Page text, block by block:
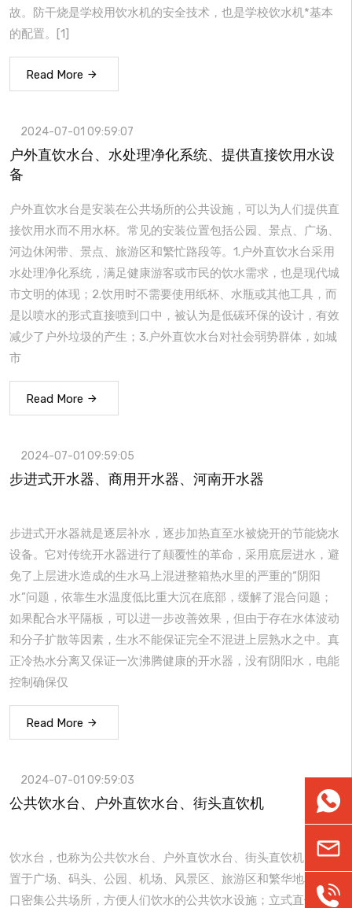
故。防干烧是学校用饮水机的安全技术，也是学校饮水机*基本
的配置。[1]
Read More
2024-07-01 09:59:07
户外直饮水台、水处理净化系统、提供直接饮用水设
备
户外直饮水台是安装在公共场所的公共设施，可以为人们提供直
接饮用水而不用水杯。常见的安装位置包括公园、景点、广场、
河边休闲带、景点、旅游区和繁忙路段等。1.户外直饮水台采用
水处理净化系统，满足健康游客或市民的饮水需求，也是现代城
市文明的体现；2.饮用时不需要使用纸杯、水瓶或其他工具，而
是以喷水的形式直接喷到口中，被认为是低碳环保的设计，有效
减少了户外垃圾的产生；3.户外直饮水台对社会弱势群体，如城
市
Read More
2024-07-01 09:59:05
步进式开水器、商用开水器、河南开水器
步进式开水器就是逐层补水，逐步加热直至水被烧开的节能烧水
设备。它对传统开水器进行了颠覆性的革命，采用底层进水，避
免了上层进水造成的生水马上混进整箱热水里的严重的“阴阳
水”问题，依靠生水温度低比重大沉在底部，缓解了混合问题；
如果配合水平隔板，可以进一步改善效果，但由于存在水体波动
和分子扩散等因素，生水不能保证完全不混进上层熟水之中。真
正冷热水分离又保证一次沸腾健康的开水器，没有阴阳水，电能
控制确保仅
Read More
2024-07-01 09:59:03
公共饮水台、户外直饮水台、街头直饮机
饮水台，也称为公共饮水台、户外直饮水台、街头直饮机，是设
置于广场、码头、公园、机场、风景区、旅游区和繁华地段等人
口密集公共场所，方便人们饮水的公共饮水设施；立式直饮水机